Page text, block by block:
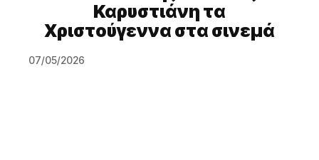
Καρυστιάνη τα
Χριστούγεννα στα σινεμά
07/05/2026